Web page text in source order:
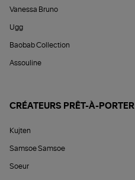
Vanessa Bruno
Ugg
Baobab Collection
Assouline
CRÉATEURS PRÊT-À-PORTER
Kujten
Samsoe Samsoe
Soeur